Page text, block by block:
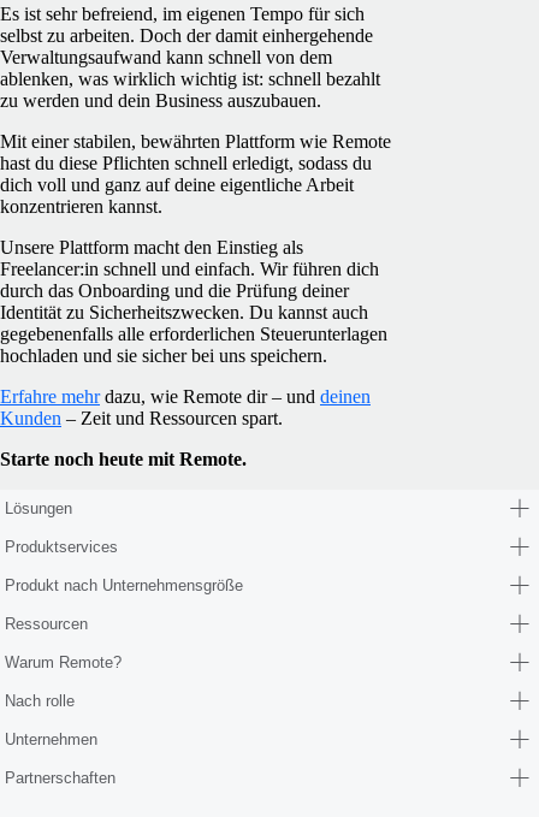
Es ist sehr befreiend, im eigenen Tempo für sich
selbst zu arbeiten. Doch der damit einhergehende
Verwaltungsaufwand kann schnell von dem
ablenken, was wirklich wichtig ist: schnell bezahlt
zu werden und dein Business auszubauen.
Mit einer stabilen, bewährten Plattform wie Remote
hast du diese Pflichten schnell erledigt, sodass du
dich voll und ganz auf deine eigentliche Arbeit
konzentrieren kannst.
Unsere Plattform macht den Einstieg als
Freelancer:in schnell und einfach. Wir führen dich
durch das Onboarding und die Prüfung deiner
Identität zu Sicherheitszwecken. Du kannst auch
gegebenenfalls alle erforderlichen Steuerunterlagen
hochladen und sie sicher bei uns speichern.
Erfahre mehrdazu, wie Remote dir – und deinen
Kunden – Zeit und Ressourcen spart.
Starte noch heute mit Remote.
Lösungen
Produktservices
Produkt nach Unternehmensgröße
Ressourcen
Warum Remote?
Nach rolle
Unternehmen
Partnerschaften